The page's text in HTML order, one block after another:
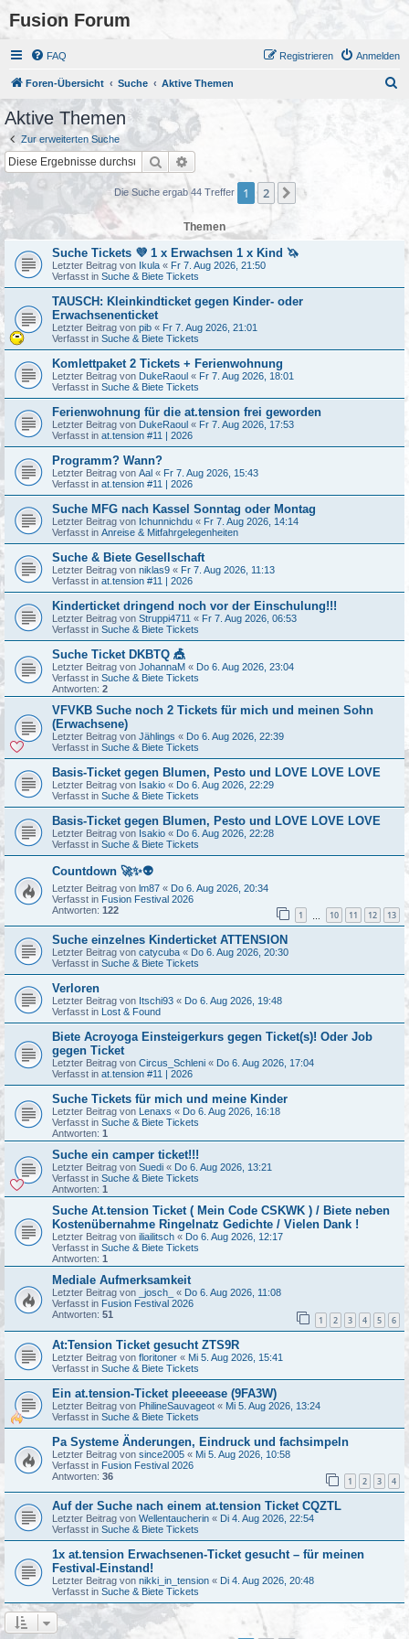
Fusion Forum
FAQ Anmelden
Registrieren
Foren-Übersicht Suche Aktive Themen
Aktive Themen
Zur erweiterten Suche
Suche Erweiterte Suche
Die Suche ergab 44 Treffer 1 2 Nächste
Themen
Suche Tickets 💜 1 x Erwachsen 1 x Kind 🦄
Letzter Beitrag von Ikula « Fr 7. Aug 2026, 21:50
Verfasst in Suche & Biete Tickets
TAUSCH: Kleinkindticket gegen Kinder- oder
Erwachsenenticket
Letzter Beitrag von pib « Fr 7. Aug 2026, 21:01
Verfasst in Suche & Biete Tickets
Komlettpaket 2 Tickets + Ferienwohnung
Letzter Beitrag von DukeRaoul « Fr 7. Aug 2026, 18:01
Verfasst in Suche & Biete Tickets
Ferienwohnung für die at.tension frei geworden
Letzter Beitrag von DukeRaoul « Fr 7. Aug 2026, 17:53
Verfasst in at.tension #11 | 2026
Programm? Wann?
Letzter Beitrag von Aal « Fr 7. Aug 2026, 15:43
Verfasst in at.tension #11 | 2026
Suche MFG nach Kassel Sonntag oder Montag
Letzter Beitrag von Ichunnichdu « Fr 7. Aug 2026, 14:14
Verfasst in Anreise & Mitfahrgelegenheiten
Suche & Biete Gesellschaft
Letzter Beitrag von niklas9 « Fr 7. Aug 2026, 11:13
Verfasst in at.tension #11 | 2026
Kinderticket dringend noch vor der Einschulung!!!
Letzter Beitrag von Struppi4711 « Fr 7. Aug 2026, 06:53
Verfasst in Suche & Biete Tickets
Suche Ticket DKBTQ 🎪
Letzter Beitrag von JohannaM « Do 6. Aug 2026, 23:04
Verfasst in Suche & Biete Tickets
Antworten: 2
VFVKB Suche noch 2 Tickets für mich und meinen Sohn
(Erwachsene)
Letzter Beitrag von Jählings « Do 6. Aug 2026, 22:39
Verfasst in Suche & Biete Tickets
Basis-Ticket gegen Blumen, Pesto und LOVE LOVE LOVE
Letzter Beitrag von Isakio « Do 6. Aug 2026, 22:29
Verfasst in Suche & Biete Tickets
Basis-Ticket gegen Blumen, Pesto und LOVE LOVE LOVE
Letzter Beitrag von Isakio « Do 6. Aug 2026, 22:28
Verfasst in Suche & Biete Tickets
Countdown 🚀✨👽
Letzter Beitrag von lm87 « Do 6. Aug 2026, 20:34
Verfasst in Fusion Festival 2026
Antworten: 122 1 10 11 12 13
Suche einzelnes Kinderticket ATTENSION
Letzter Beitrag von catycuba « Do 6. Aug 2026, 20:30
Verfasst in Suche & Biete Tickets
Verloren
Letzter Beitrag von Itschi93 « Do 6. Aug 2026, 19:48
Verfasst in Lost & Found
Biete Acroyoga Einsteigerkurs gegen Ticket(s)! Oder Job
gegen Ticket
Letzter Beitrag von Circus_Schleni « Do 6. Aug 2026, 17:04
Verfasst in at.tension #11 | 2026
Suche Tickets für mich und meine Kinder
Letzter Beitrag von Lenaxs « Do 6. Aug 2026, 16:18
Verfasst in Suche & Biete Tickets
Antworten: 1
Suche ein camper ticket!!!
Letzter Beitrag von Suedi « Do 6. Aug 2026, 13:21
Verfasst in Suche & Biete Tickets
Antworten: 1
Suche At.tension Ticket ( Mein Code CSKWK ) / Biete neben
Kostenübernahme Ringelnatz Gedichte / Vielen Dank !
Letzter Beitrag von iliailitsch « Do 6. Aug 2026, 12:17
Verfasst in Suche & Biete Tickets
Antworten: 1
Mediale Aufmerksamkeit
Letzter Beitrag von _josch_ « Do 6. Aug 2026, 11:08
Verfasst in Fusion Festival 2026
Antworten: 51 1 2 3 4 5 6
At:Tension Ticket gesucht ZTS9R
Letzter Beitrag von floritoner « Mi 5. Aug 2026, 15:41
Verfasst in Suche & Biete Tickets
Ein at.tension-Ticket pleeeease (9FA3W)
Letzter Beitrag von PhilineSauvageot « Mi 5. Aug 2026, 13:24
Verfasst in Suche & Biete Tickets
Pa Systeme Änderungen, Eindruck und fachsimpeln
Letzter Beitrag von since2005 « Mi 5. Aug 2026, 10:58
Verfasst in Fusion Festival 2026
Antworten: 36 1 2 3 4
Auf der Suche nach einem at.tension Ticket CQZTL
Letzter Beitrag von Wellentaucherin « Di 4. Aug 2026, 22:54
Verfasst in Suche & Biete Tickets
1x at.tension Erwachsenen-Ticket gesucht – für meinen
Festival-Einstand!
Letzter Beitrag von nikki_in_tension « Di 4. Aug 2026, 20:48
Verfasst in Suche & Biete Tickets